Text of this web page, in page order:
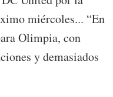
miércoles... “En
Olimpia, con
y demasiados